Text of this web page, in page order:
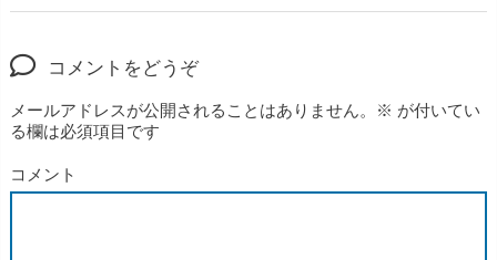
コメントをどうぞ
メールアドレスが公開されることはありません。 ※ が付いてい
る欄は必須項目です
コメント